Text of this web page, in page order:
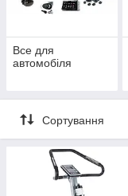
Все для
автомобіля
Сортування